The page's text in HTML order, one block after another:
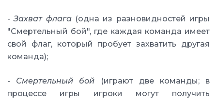
-Захват флага(одна из разновидностей игры
"Смертельный бой", где каждая команда имеет
свой флаг, который пробует захватить другая
команда);
- Смертельный бой (играют две команды; в
процессе игры игроки могут получить